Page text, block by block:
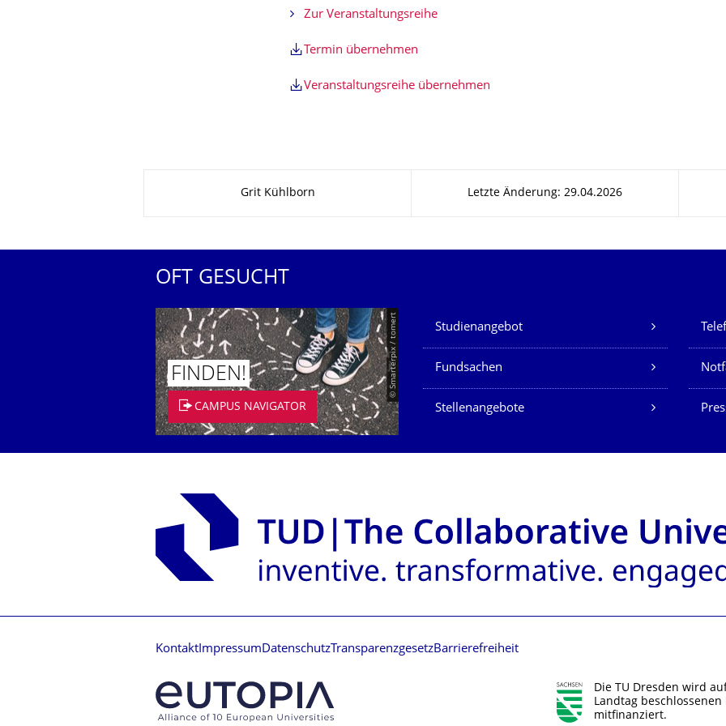
Zur Veranstaltungsreihe
Termin übernehmen
Veranstaltungsreihe übernehmen
Grit Kühlborn Letzte Änderung: 29.04.2026
OFT GESUCHT
© Smarterpix / tomert
FINDEN!
CAMPUS NAVIGATOR
Unsere Dienste
Studienangebot
Fundsachen
Stellenangebote
Kontakt Impressum DatenschutzTransparenzgesetzBarrierefreiheit
Die TU Dresden wird
Landtag
mitfinanziert.